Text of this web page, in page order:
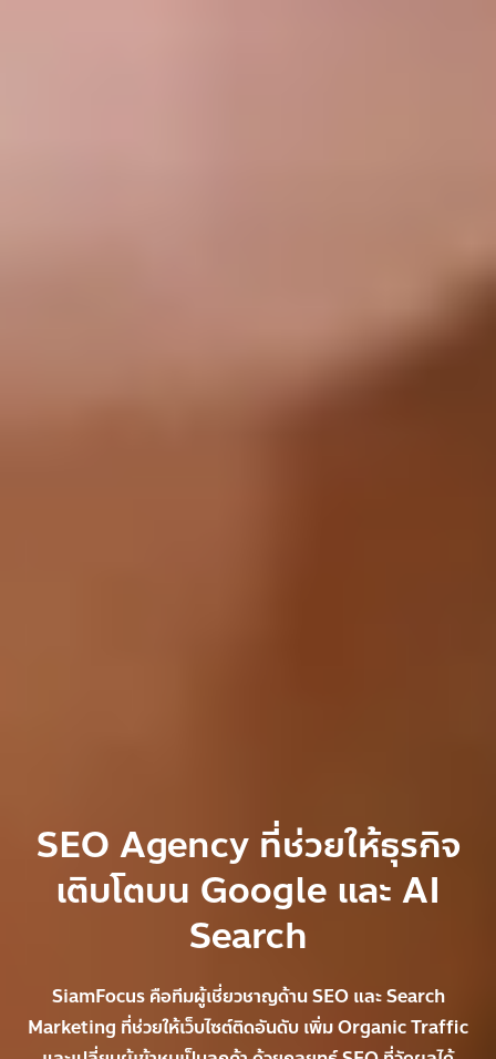
SEO Agency ที่ช่วยให้ธุรกิจ
เติบโตบน Google และ AI
Search
SiamFocus คือทีมผู้เชี่ยวชาญด้าน SEO และ Search
Marketing ที่ช่วยให้เว็บไซต์ติดอันดับ เพิ่ม Organic Traffic